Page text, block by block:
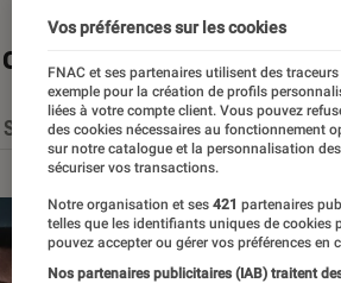
Sélections et guides
Vos préférences sur les cookies
FNAC et ses partenaires utilisent des
exemple pour la création de profils
liées à votre compte client. Vous pouvez
des cookies nécessaires au fonctionnement
sur notre catalogue et la personnalisation
sécuriser vos transactions.
Notre organisation et ses 421 partenaires
telles que les identifiants uniques de cookies
pouvez accepter ou gérer vos préférences
Nos partenaires publicitaires (IAB) traitent